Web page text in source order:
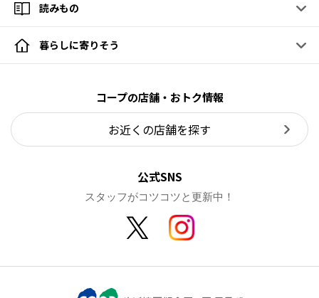
読みもの
暮らしに寄りそう
コープの店舗・おトク情報
お近くの店舗を探す
公式SNS
スタッフがコツコツと更新中！